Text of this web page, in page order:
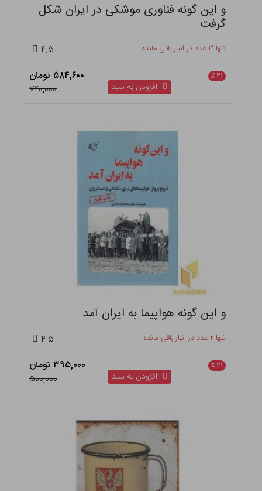
و این گونه فناوری موشکی در ایران شکل
گرفت
تنها ۳ عدد در انبار باقی مانده ۴.۵
۲۱ ٪
۵۸۴,۶۰۰ تومان
۷۴۰,۰۰۰
افزودن به سبد
و این گونه هواپیما به ایران آمد
تنها ۲ عدد در انبار باقی مانده ۴.۵
۲۱ ٪
۳۹۵,۰۰۰ تومان
۵۰۰,۰۰۰
افزودن به سبد